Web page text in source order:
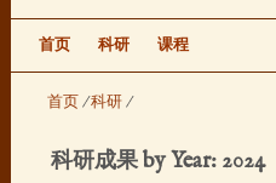
首页 科研 课程
首页/科研/
科研成果 by Year: 2024